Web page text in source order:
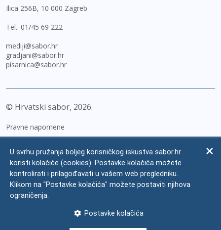
Ilica 256B, 10 000 Zagreb
Tel.: 01/45 69 222
mediji@sabor.hr
gradjani@sabor.hr
pisarnica@sabor.hr
© Hrvatski sabor, 2026
Pravne napomene
Zaštita osobnih podataka
Impressum
Česta pitanja
U svrhu pružanja boljeg korisničkog iskustva sabor.hr
koristi kolačiće (cookies). Postavke kolačića možete
kontrolirati i prilagođavati u vašem web pregledniku.
Klikom na "Postavke kolačića" možete postaviti njihova
ograničenja.
Postavke kolačića